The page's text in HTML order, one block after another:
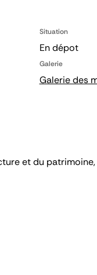
Situation
En dépot
Galerie
Galerie des
et du